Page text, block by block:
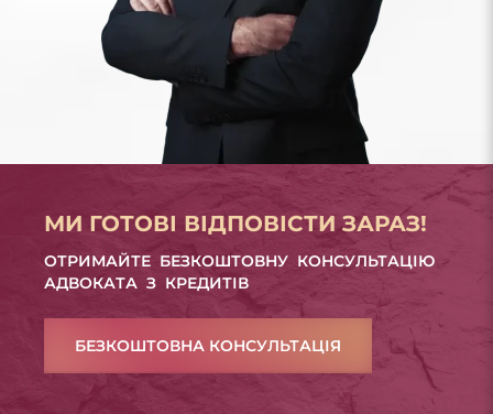
МИ ГОТОВІ ВІДПОВІСТИ ЗАРАЗ!
ОТРИМАЙТЕ БЕЗКОШТОВНУ КОНСУЛЬТАЦІЮ
АДВОКАТА З КРЕДИТІВ
БЕЗКОШТОВНА КОНСУЛЬТАЦІЯ